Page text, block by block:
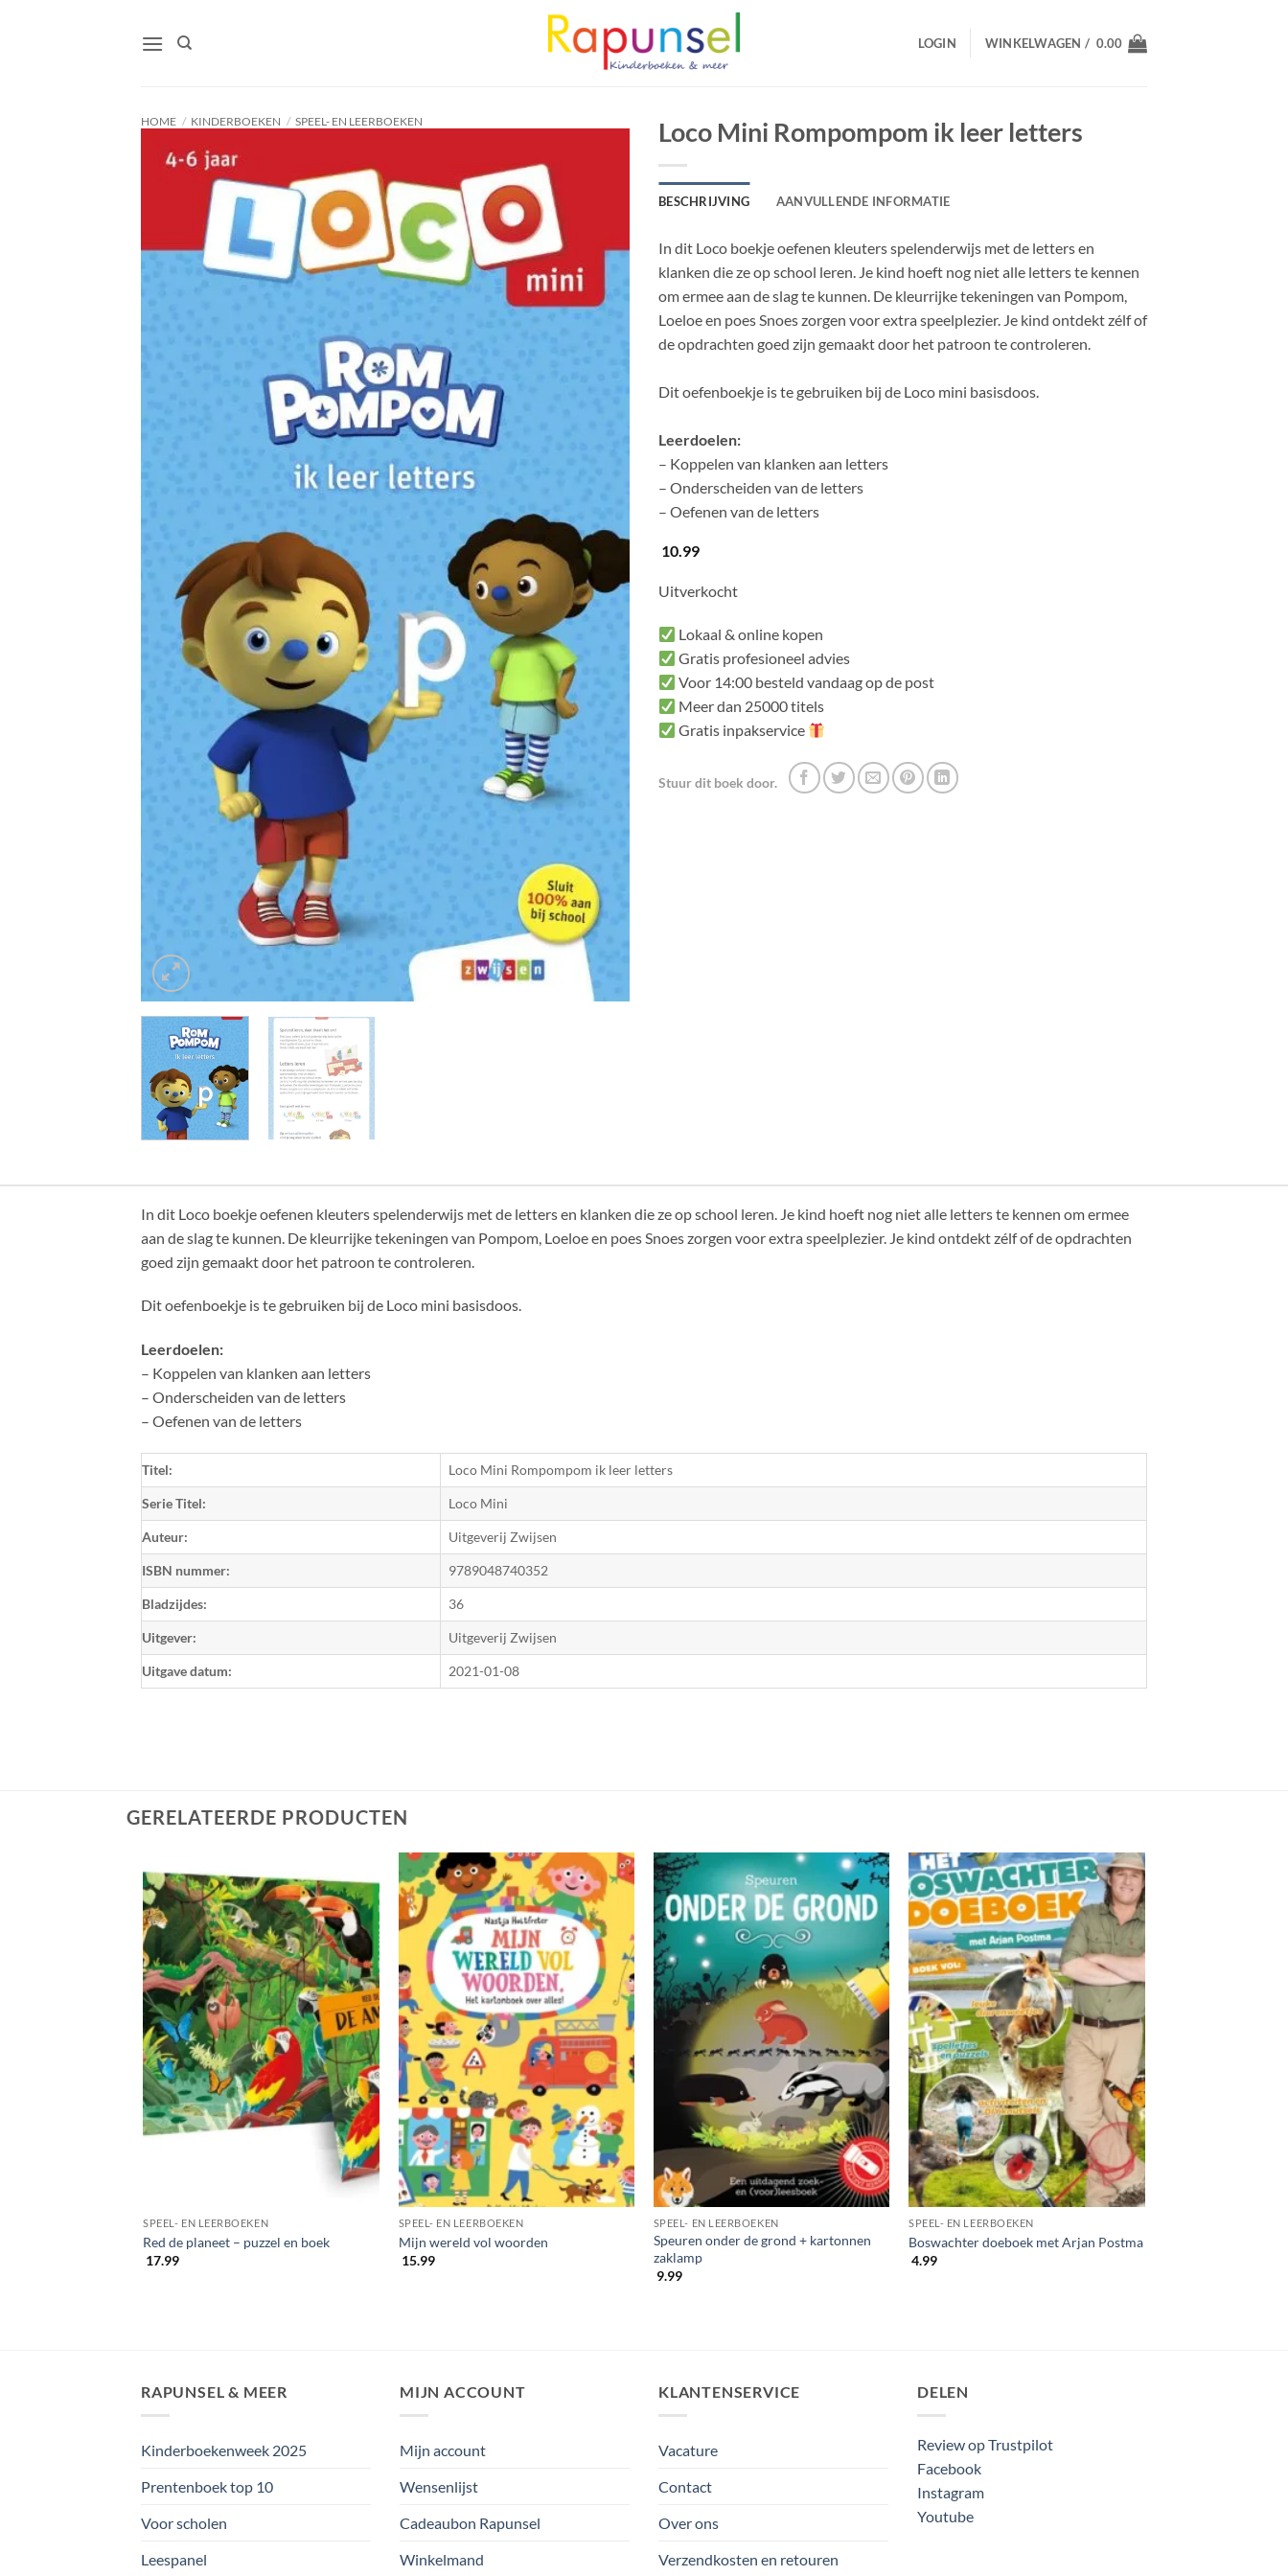
LOGIN WINKELWAGEN / 0.00
HOME / KINDERBOEKEN / SPEEL- EN LEERBOEKEN Loco Mini Rompompom ik leer letters
BESCHRIJVING AANVULLENDE INFORMATIE
In dit Loco boekje oefenen kleuters spelenderwijs met de letters en
klanken die ze op school leren. Je kind hoeft nog niet alle letters te kennen
om ermee aan de slag te kunnen. De kleurrijke tekeningen van Pompom,
Loeloe en poes Snoes zorgen voor extra speelplezier. Je kind ontdekt zélf of
de opdrachten goed zijn gemaakt door het patroon te controleren.
Dit oefenboekje is te gebruiken bij de Loco mini basisdoos.
Leerdoelen:
– Koppelen van klanken aan letters
– Onderscheiden van de letters
– Oefenen van de letters
10.99
Uitverkocht
Lokaal & online kopen
Gratis profesioneel advies
Voor 14:00 besteld vandaag op de post
Meer dan 25000 titels
Gratis inpakservice
Stuur dit boek door.
In dit Loco boekje oefenen kleuters spelenderwijs met de letters en klanken die ze op school leren. Je kind hoeft nog niet alle letters te kennen om ermee
aan de slag te kunnen. De kleurrijke tekeningen van Pompom, Loeloe en poes Snoes zorgen voor extra speelplezier. Je kind ontdekt zélf of de opdrachten
goed zijn gemaakt door het patroon te controleren.
Dit oefenboekje is te gebruiken bij de Loco mini basisdoos.
Leerdoelen:
– Koppelen van klanken aan letters
– Onderscheiden van de letters
– Oefenen van de letters
Titel: Loco Mini Rompompom ik leer letters
Serie Titel: Loco Mini
Auteur: Uitgeverij Zwijsen
ISBN nummer: 9789048740352
Bladzijdes: 36
Uitgever: Uitgeverij Zwijsen
Uitgave datum: 2021-01-08
GERELATEERDE PRODUCTEN
SPEEL- EN LEERBOEKEN
Red de planeet – puzzel en boek
17.99
SPEEL- EN LEERBOEKEN
Mijn wereld vol woorden
15.99
SPEEL- EN LEERBOEKEN
Speuren onder de grond + kartonnen
zaklamp
9.99
SPEEL- EN LEERBOEKEN
Boswachter doeboek met Arjan Postma
4.99
RAPUNSEL & MEER
Kinderboekenweek 2025
Prentenboek top 10
Voor scholen
Leespanel
MIJN ACCOUNT
Mijn account
Wensenlijst
Cadeaubon Rapunsel
Winkelmand
KLANTENSERVICE
Vacature
Contact
Over ons
Verzendkosten en retouren
DELEN
Review op Trustpilot
Facebook
Instagram
Youtube